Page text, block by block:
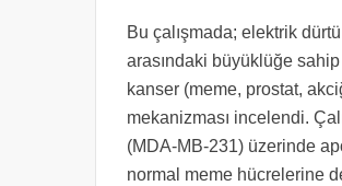
Bu çalışmada; elektrik
arasındaki büyüklüğe
kanser (meme, prostat,
mekanizması incelendi.
(MDA-MB-231) üzerinde
normal meme hücrelerine